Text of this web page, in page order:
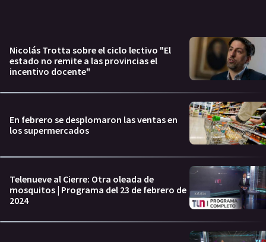
Nicolás Trotta sobre el ciclo lectivo "El
estado no remite a las provincias el
incentivo docente"
En febrero se desplomaron las ventas en
los supermercados
Telenueve al Cierre: Otra oleada de
mosquitos | Programa del 23 de febrero de
2024